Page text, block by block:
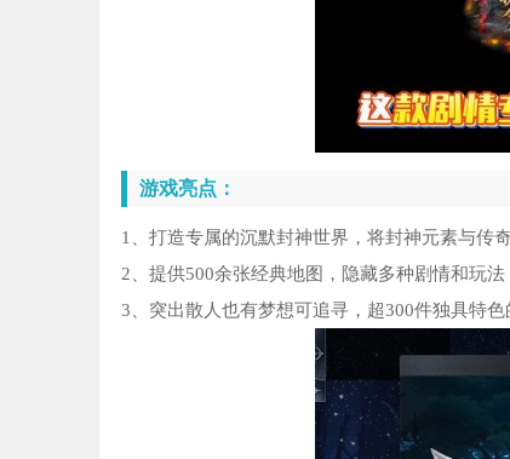
游戏亮点：
1、打造专属的沉默封神世界，将封神元素与传
2、提供500余张经典地图，隐藏多种剧情和玩法
3、突出散人也有梦想可追寻，超300件独具特色